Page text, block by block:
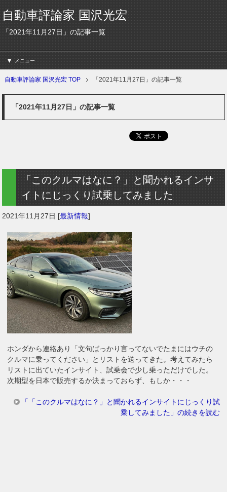
自動車評論家 国沢光宏
「2021年11月27日」の記事一覧
メニュー
自動車評論家 国沢光宏 TOP 「2021年11月27日」の記事一覧
「2021年11月27日」の記事一覧
「このクルマはなに？」と聞かれるインサ
イトにじっくり試乗してみました
2021年11月27日 [最新情報]
ホンダから連絡あり「文句ばっかり言ってないでたまにはウチの
クルマに乗ってください」とリストを送ってきた。考えてみたら
リストに出ていたインサイト、試乗会で少し乗っただけでした。
次期型を日本で販売するか決まっておらず、もしか・・・
「「このクルマはなに？」と聞かれるインサイトにじっくり試
乗してみました」の続きを読む